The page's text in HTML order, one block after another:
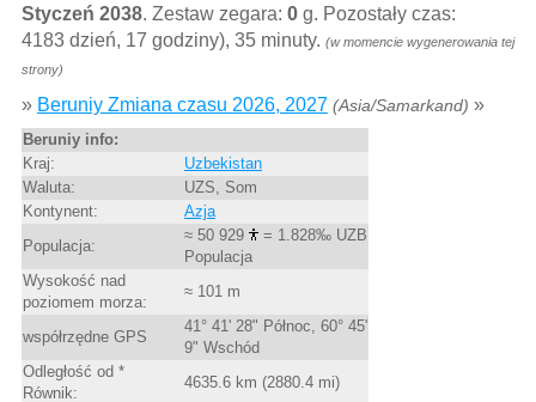
Styczeń 2038. Zestaw zegara: 0g. Pozostały czas:
4183 dzień, 17 godziny), 35 minuty. (w momencie wygenerowania tej
strony)
» Beruniy Zmiana czasu 2026, 2027 (Asia/Samarkand) »
Beruniy info:
Kraj:
Uzbekistan
Waluta:
UZS, Som
Kontynent:
Azja
Populacja:
≈ 50 929
= 1.828‰ UZB
Populacja
Wysokość nad
poziomem morza:
≈ 101 m
współrzędne GPS
41° 41' 28" Północ, 60° 45'
9" Wschód
Odległość od *
Równik:
4635.6 km (2880.4 mi)